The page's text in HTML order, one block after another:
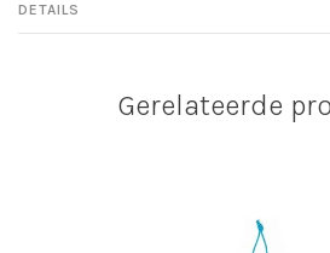
DETAILS
Gerelateerde